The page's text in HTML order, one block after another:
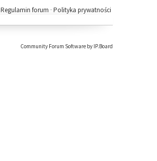
Polityka prywatności
Regulamin forum ·
Community Forum Software by IP.Board